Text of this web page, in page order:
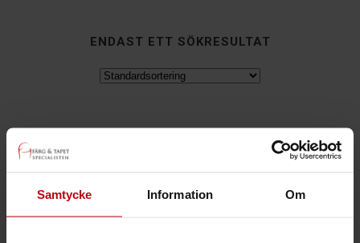
Samtycke Information Om
ENDAST ETT SÖKRESULTAT